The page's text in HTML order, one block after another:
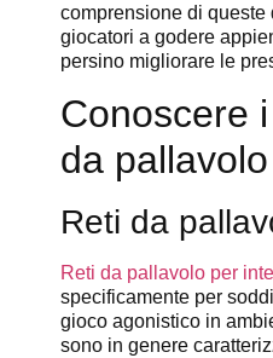
comprensione di queste
giocatori a godere
persino migliorare le
Conoscere
da pallavolo
Reti da
Reti da pallavolo per
specificamente per
gioco agonistico in
sono in genere